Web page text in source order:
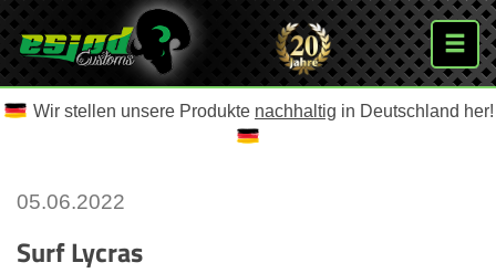
Wir stellen unsere Produkte nachhaltig in Deutschland her!
05.06.2022
Surf Lycras